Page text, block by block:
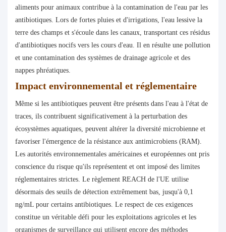
aliments pour animaux contribue à la contamination de l'eau par les
antibiotiques. Lors de fortes pluies et d'irrigations, l'eau lessive la
terre des champs et s'écoule dans les canaux, transportant ces résidus
d'antibiotiques nocifs vers les cours d'eau. Il en résulte une pollution
et une contamination des systèmes de drainage agricole et des
nappes phréatiques.
Impact environnemental et réglementaire
Même si les antibiotiques peuvent être présents dans l'eau à l'état de
traces, ils contribuent significativement à la perturbation des
écosystèmes aquatiques, peuvent altérer la diversité microbienne et
favoriser l'émergence de la résistance aux antimicrobiens (RAM).
Les autorités environnementales américaines et européennes ont pris
conscience du risque qu'ils représentent et ont imposé des limites
réglementaires strictes. Le règlement REACH de l'UE utilise
désormais des seuils de détection extrêmement bas, jusqu'à 0,1
ng/mL pour certains antibiotiques. Le respect de ces exigences
constitue un véritable défi pour les exploitations agricoles et les
organismes de surveillance qui utilisent encore des méthodes